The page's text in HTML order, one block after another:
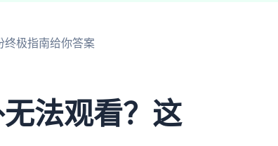
终极指南给你答案
法观看？这